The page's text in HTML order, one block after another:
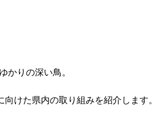
かりの深い鳥。
けた県内の取り組みを紹介します。